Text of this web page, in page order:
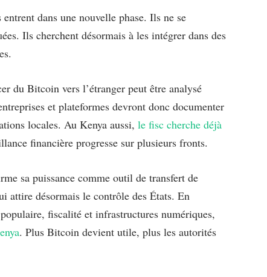
dans une nouvelle phase. Ils ne se
Ils cherchent désormais à les intégrer dans des
du Bitcoin vers l’étranger peut être analysé
et plateformes devront donc documenter
locales. Au Kenya aussi, le fisc cherche déjà
financière progresse sur plusieurs fronts.
sa puissance comme outil de transfert de
attire désormais le contrôle des États. En
fiscalité et infrastructures numériques,
. Plus Bitcoin devient utile, plus les autorités